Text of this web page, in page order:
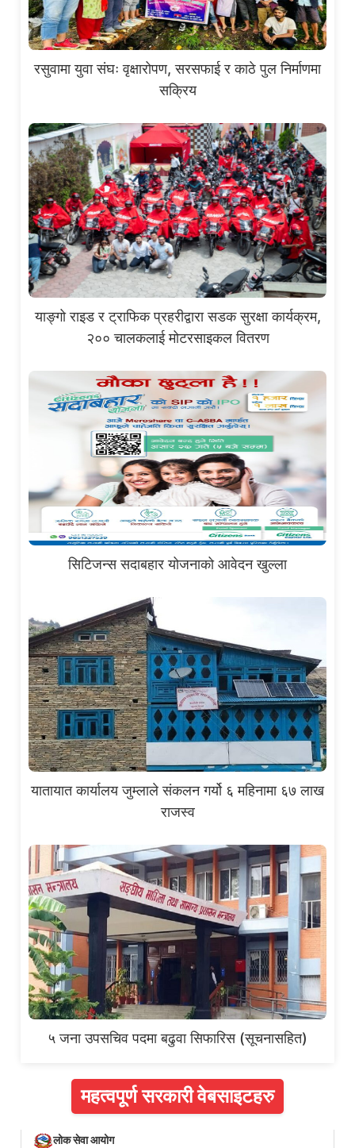
रसुवामा युवा संघः वृक्षारोपण, सरसफाई र काठे पुल निर्माणमा
सक्रिय
याङ्गो राइड र ट्राफिक प्रहरीद्वारा सडक सुरक्षा कार्यक्रम,
२०० चालकलाई मोटरसाइकल वितरण
सिटिजन्स सदाबहार योजनाको आवेदन खुल्ला
यातायात कार्यालय जुम्लाले संकलन गर्यो ६ महिनामा ६७ लाख
राजस्व
५ जना उपसचिव पदमा बढुवा सिफारिस (सूचनासहित)
महत्वपूर्ण सरकारी वेबसाइटहरु
लोक सेवा आयोग